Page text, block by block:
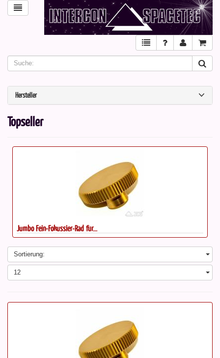
Hersteller
Topseller
Jumbo Fein-Fokussier-Rad für...
Sortierung:
12